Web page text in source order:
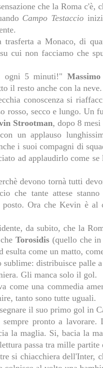
che la Roma c'è,
Campo Testaccio
trasferta a Monaco, di
cui non facciamo che
ogni 5 minuti!"
il resto anche con la neve.
conoscenza si
rosso, secco e lungo. Un
Strootman, dopo 8
un applauso
i suoi compagni di
ad applaudirlo come
devono tornà tutti
che tante attese
Ora che Kevin è al
da subito, che la
Torosidis (quello che
esulta come un matto,
sublime: distribuisce palle
Gli manca solo il gol.
come una commedia
tanto sono tutte uguali.
il suo primo gol in
sempre pronto a lavorare.
la maglia. Si, bacia la
passa tra mille partite
si chiacchiera dell'Inter,